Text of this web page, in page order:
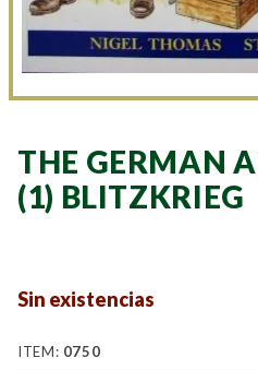
THE GERMAN
(1) BLITZKRIEG
Sin existencias
ITEM: 0750